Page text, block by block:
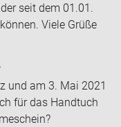
seit dem 01.01.
Viele Grüße
und am 3. Mai 2021
für das Hand­tuch